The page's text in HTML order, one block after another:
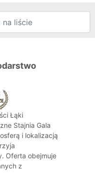
Łąki
Stajnia Gala
i lokalizacją
Oferta obejmuje
z